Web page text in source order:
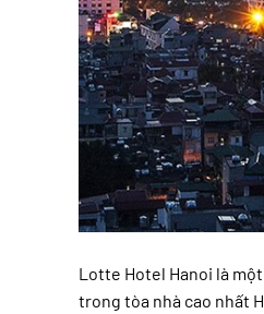
Lotte Hotel Hanoi là
trong tòa nhà cao nhất